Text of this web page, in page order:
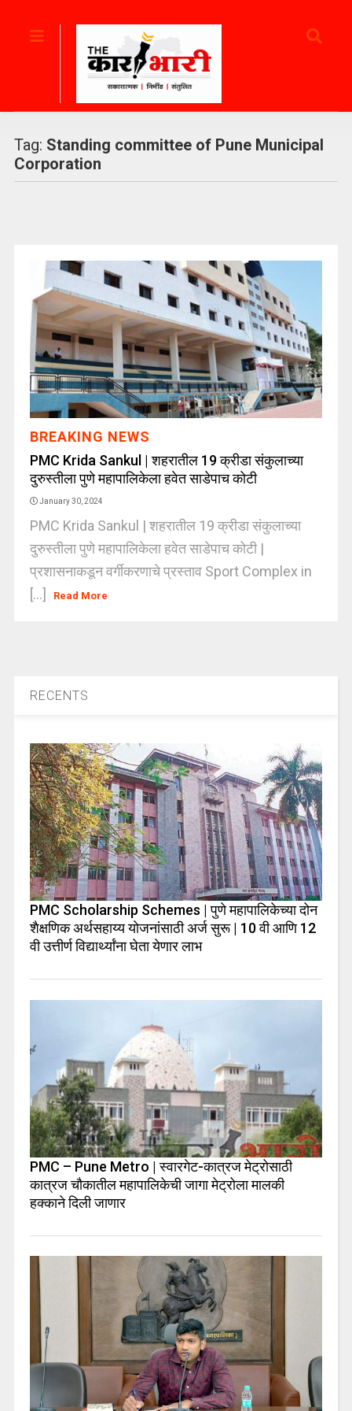
Tag: Standing committee of Pune Municipal
Corporation
BREAKING NEWS
PMC Krida Sankul | शहरातील 19 क्रीडा संकुलाच्या
दुरुस्तीला पुणे महापालिकेला हवेत साडेपाच कोटी
January 30, 2024
PMC Krida Sankul | शहरातील 19 क्रीडा संकुलाच्या
दुरुस्तीला पुणे महापालिकेला हवेत साडेपाच कोटी |
प्रशासनाकडून वर्गीकरणाचे प्रस्ताव Sport Complex in
[...]
Read More
RECENTS
PMC Scholarship Schemes | पुणे महापालिकेच्या दोन
शैक्षणिक अर्थसहाय्य योजनांसाठी अर्ज सुरू | 10 वी आणि 12
वी उत्तीर्ण विद्यार्थ्यांना घेता येणार लाभ
PMC – Pune Metro | स्वारगेट-कात्रज मेट्रोसाठी
कात्रज चौकातील महापालिकेची जागा मेट्रोला मालकी
हक्काने दिली जाणार